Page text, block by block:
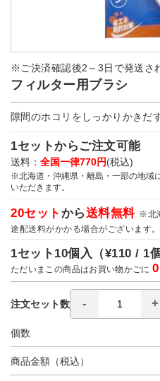
※ご決済確認後2～3日で発送さ
フィルター用ブラシ
隙間のホコリをしっかりかきだ
1セットからご注文可能
送料： 全国一律770円(税込)
※北海道・沖縄県・離島・一部の地域
いただきます。
20セット から送料無料 ※北
途配送料がかかる場合がございます。
1セット10個入（¥110 /
ただいまこの商品はお買い物かごに0
注文セット数
個数
商品金額（税込）